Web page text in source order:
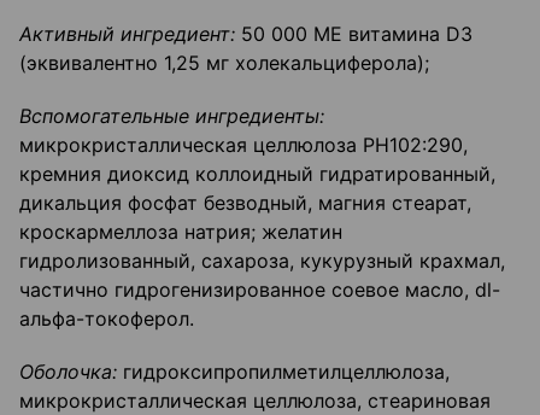
Активный ингредиент: 50 000 ME витамина D3
(эквивалентно 1,25 мг холекальциферола);
Вспомогательные ингредиенты:
микрокристаллическая целлюлоза РН102:290,
кремния диоксид коллоидный гидратированный,
дикальция фосфат безводный, магния стеарат,
кроскармеллоза натрия; желатин
гидролизованный, сахароза, кукурузный крахмал,
частично гидрогенизированное соевое масло, dl-
альфа-токоферол.
Оболочка: гидроксипропилметилцеллюлоза,
микрокристаллическая целлюлоза, стеариновая